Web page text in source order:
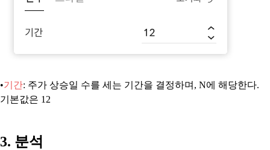
•기간: 주가 상승일 수를 세는 기간을 결정하며, N에 해당한다.
기본값은 12
3. 분석